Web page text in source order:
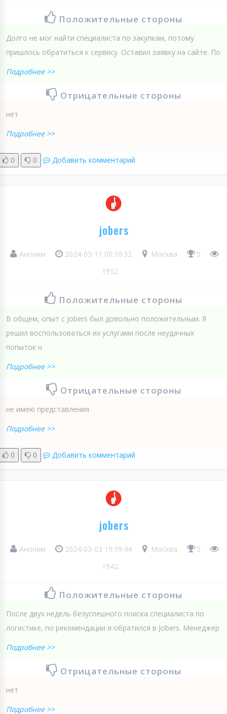
Положительные стороны
Долго не мог найти специалиста по закупкам, потому
пришлось обратиться к сервису. Оставил заявку на сайте. По
Подробнее >>
Отрицательные стороны
нет
Подробнее >>
0 0 Добавить комментарий
jobers
Аноним 2024-03-11 00:10:32 Москва
5
1952
Положительные стороны
В общем, опыт с Jobers был довольно положительным. Я
решил воспользоваться их услугами после неудачных
попыток н
Подробнее >>
Отрицательные стороны
не имею представления
Подробнее >>
0 0 Добавить комментарий
jobers
Аноним 2024-03-03 19:19:44 Москва
5
1942
Положительные стороны
После двух недель безуспешного поиска специалиста по
логистике, по рекомендации я обратился в Jobers. Менеджер
Подробнее >>
Отрицательные стороны
нет
Подробнее >>